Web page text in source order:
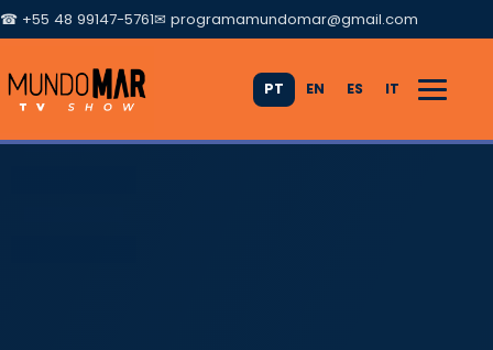
☎ +55 48 99147-5761✉ programamundomar@gmail.com
PT EN ES IT